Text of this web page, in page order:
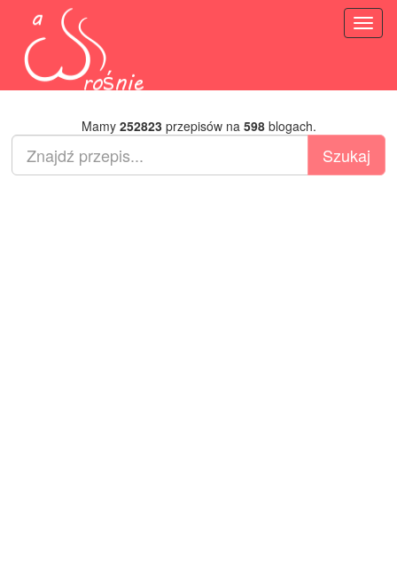
Mamy 252823przepisów na 598blogach.